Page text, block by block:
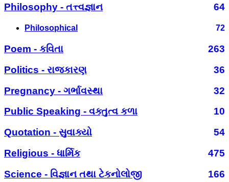
Philosophy - તત્ત્વજ્ઞાન
64
Philosophical 72
Poem - કવિતા
263
Politics - રાજકારણ
36
Pregnancy - ગર્ભાવસ્થા
32
Public Speaking - વક્તુત્વ કળા
10
Quotation - સુવાક્યો
54
Religious - ધાર્મિક
475
Science - વિજ્ઞાન તથા ટેકનોલોજી
166